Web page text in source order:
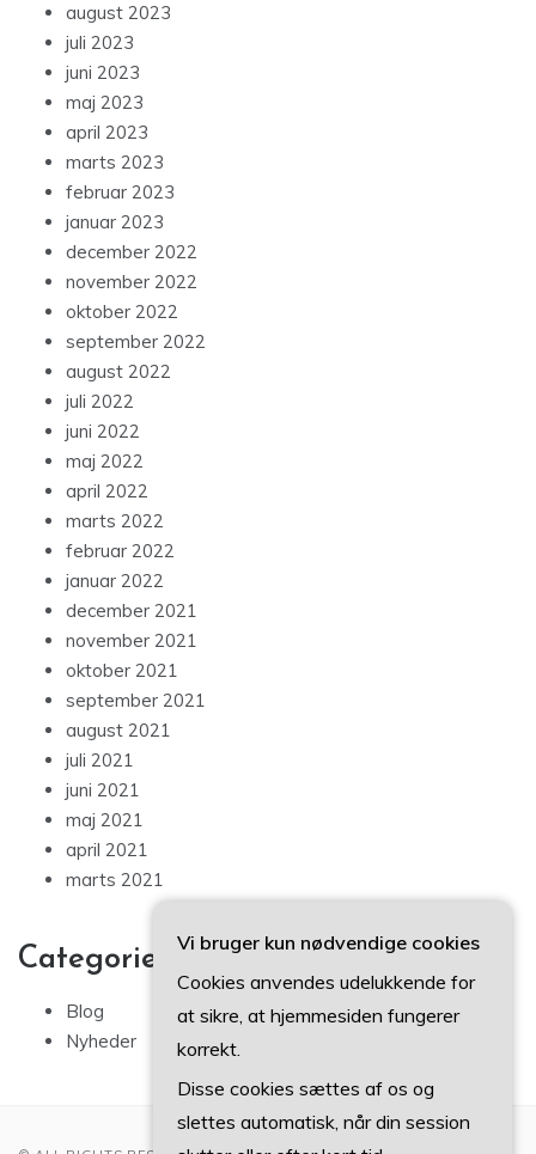
august 2023
juli 2023
juni 2023
maj 2023
april 2023
marts 2023
februar 2023
januar 2023
december 2022
november 2022
oktober 2022
september 2022
august 2022
juli 2022
juni 2022
maj 2022
april 2022
marts 2022
februar 2022
januar 2022
december 2021
november 2021
oktober 2021
september 2021
august 2021
juli 2021
juni 2021
maj 2021
april 2021
marts 2021
Categories
Blog
Nyheder
Vi bruger kun nødvendige cookies
Cookies anvendes udelukkende for
at sikre, at hjemmesiden fungerer
korrekt.
Disse cookies sættes af os og
slettes automatisk, når din session